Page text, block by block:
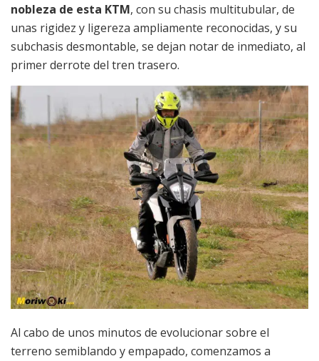
nobleza de esta KTM, con su chasis multitubular, de
unas rigidez y ligereza ampliamente reconocidas, y su
subchasis desmontable, se dejan notar de inmediato, al
primer derrote del tren trasero.
Al cabo de unos minutos de evolucionar sobre el
terreno semiblando y empapado, comenzamos a